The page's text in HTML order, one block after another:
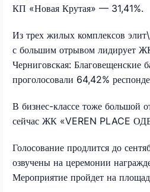
КП «Новая Крутая» — 31,41%.
Из трех жилых комплексов
с большим отрывом лидирует
Черниговская: Благовещенские
проголосовали 64,42%
В бизнес-классе тоже большой
сейчас ЖК «VEREN PLACE
Голосование продлится до
озвучены на церемонии
Мероприятие пройдет на